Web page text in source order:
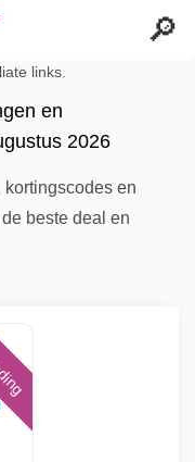
links.
en
2026
en
beste deal en